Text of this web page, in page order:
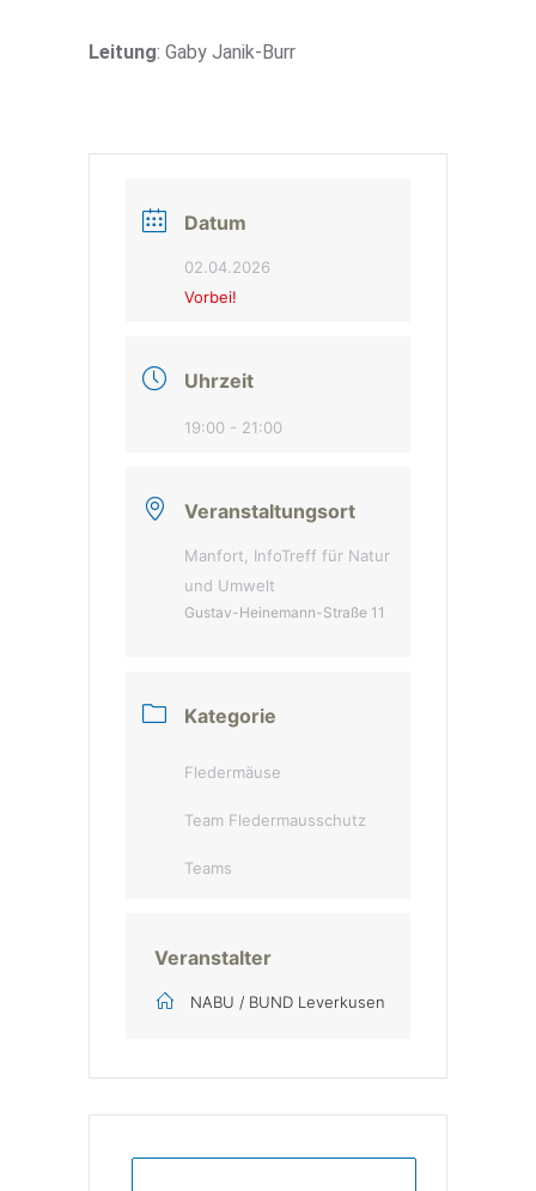
Leitung: Gaby Janik-Burr
Datum
02.04.2026
Vorbei!
Uhrzeit
19:00 - 21:00
Veranstaltungsort
Manfort, InfoTreff für Natur
und Umwelt
Gustav-Heinemann-Straße 11
Kategorie
Fledermäuse
Team Fledermausschutz
Teams
Veranstalter
NABU / BUND Leverkusen